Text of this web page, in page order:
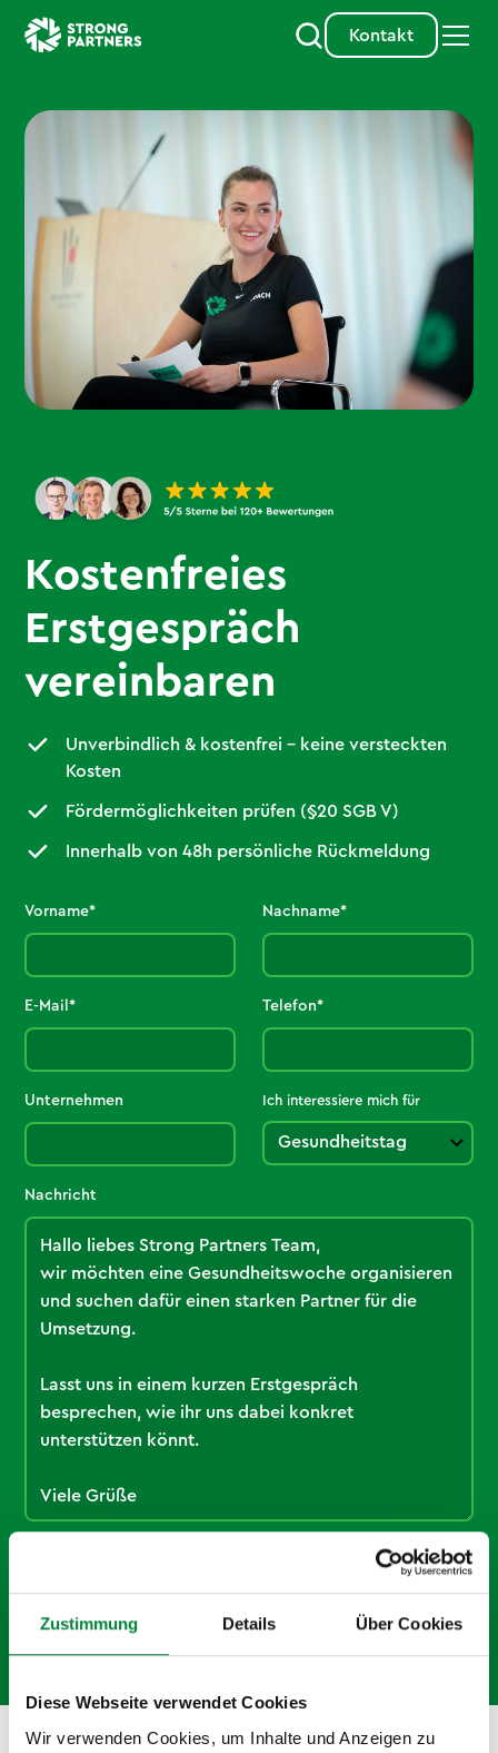
Zustimmung Details Über Cookies
Diese Webseite verwendet Cookies
Wir verwenden Cookies, um Inhalte und Anzeigen zu
Kontakt
Kostenfreies
Erstgespräch
vereinbaren
Unverbindlich & kostenfrei – keine versteckten
Kosten
Fördermöglichkeiten prüfen (§20 SGB V)
Innerhalb von 48h persönliche Rückmeldung
Vorname* Nachname*
E-Mail* Telefon*
Unternehmen Ich interessiere mich für
Nachricht